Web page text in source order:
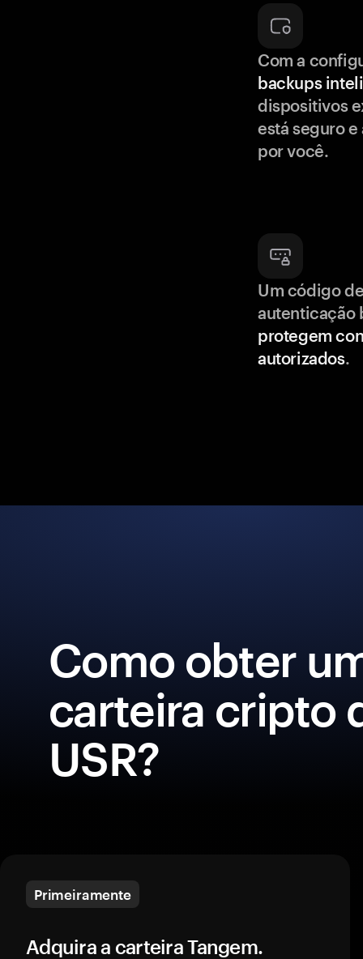
Com a
backups
dispositivos
está seguro
por você.
Um código
autenticação
protegem
autorizados.
Como obter
carteira cripto
USR?
Primeiramente
Adquira a carteira Tangem.